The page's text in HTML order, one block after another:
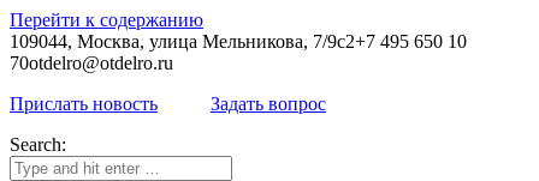
Перейти к содержанию
109044, Москва, улица Мельникова, 7/9с2+7 495 650 10
70otdelro@otdelro.ru
Прислать новость
Задать вопрос
Search: